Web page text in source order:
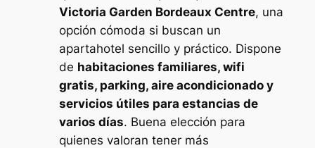
Victoria Garden Bordeaux Centre, una
opción cómoda si buscan un
apartahotel sencillo y práctico. Dispone
de habitaciones familiares, wifi
gratis, parking, aire acondicionado y
servicios útiles para estancias de
varios días. Buena elección para
quienes valoran tener más